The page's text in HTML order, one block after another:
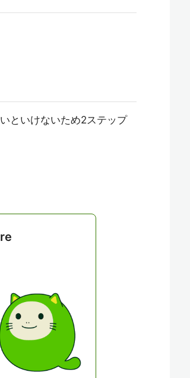
といけないため2ステップ